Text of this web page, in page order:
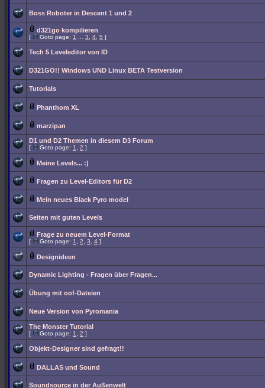
Boss Roboter in Descent 1 und 2
d321go kompilieren
[ Goto page: 1 3 4 5 ]
Tech 5 Leveleditor von ID
D321GO!! Windows UND Linux BETA Testversion
Tutorials
Phanthom XL
marzipan
D1 und D2 Themen in diesem D3 Forum
[ Goto page: 1 2 ]
Meine Levels... :)
Fragen zu Level-Editors für D2
Mein neues Black Pyro model
Seiten mit guten Levels
Frage zu neuem Level-Format
[ Goto page: 1 2 3 4 ]
Designideen
Dynamic Lighting - Fragen über Fragen...
Übung mit oof-Dateien
Neue Version von Pyromania
The Monster Tutorial
[ Goto page: 1 2 ]
Objekt-Designer sind gefragt!!
DALLAS und Sound
Soundsource in der Außenwelt